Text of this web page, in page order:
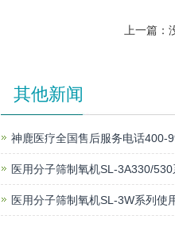
上一篇：
其他新闻
神鹿医疗全国售后服务电话400-
医用分子筛制氧机SL-3A330/
医用分子筛制氧机SL-3W系列使